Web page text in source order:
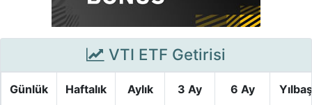
VTI ETF Getirisi
Günlük Haftalık Aylık 3 Ay 6 Ay